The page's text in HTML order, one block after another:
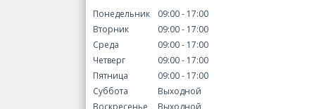
Понедельник 09:00
17:00
Вторник
09:00
17:00
Среда
09:00
17:00
Четверг
09:00
17:00
Пятница
09:00
17:00
Суббота
Выходной
Воскресенье
Выходной